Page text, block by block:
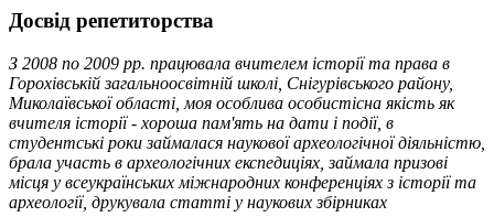
Досвід репетиторства
З 2008 по 2009 рр. працювала вчителем історії та права в
Горохівській загальноосвітній школі, Снігурівського району,
Миколаївської області, моя особлива особистісна якість як
вчителя історії - хороша пам'ять на дати і події, в
студентські роки займалася наукової археологічної діяльністю,
брала участь в археологічних експедиціях, займала призові
місця у всеукраїнських міжнародних конференціях з історії та
археології, друкувала статті у наукових збірниках